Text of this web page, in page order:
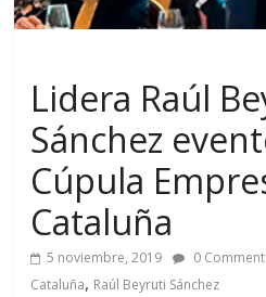
Lidera Raúl
Sánchez
Cúpula
Cataluña
5 noviembre, 2019 0 Comment
Cataluña, Raúl Beyruti Sánchez